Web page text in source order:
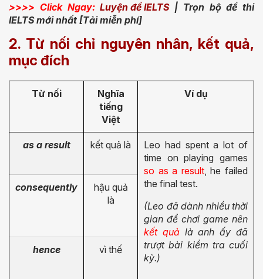
>>>> Click Ngay: Luyện đề IELTS| Trọn bộ đề thi
IELTS mới nhất [Tải miễn phí]
2. Từ nối chỉ nguyên nhân, kết quả,
mục đích
Từ nối
Nghĩa
tiếng
Việt
Ví dụ
as a result kết quả là
Leo had spent a lot of
time on playing games
so as a result, he failed
the final test.
(Leo đã dành nhiều thời
gian để chơi game nên
kết quảlàanh ấy đã
trượt bài kiểm tra cuối
kỳ.)
consequently
hậu quả
là
hence vì thế